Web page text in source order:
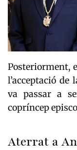
Posteriorment,
l’acceptació de
va passar a
copríncep
Aterrat a